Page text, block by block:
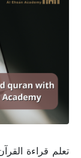
تعلم قراءة